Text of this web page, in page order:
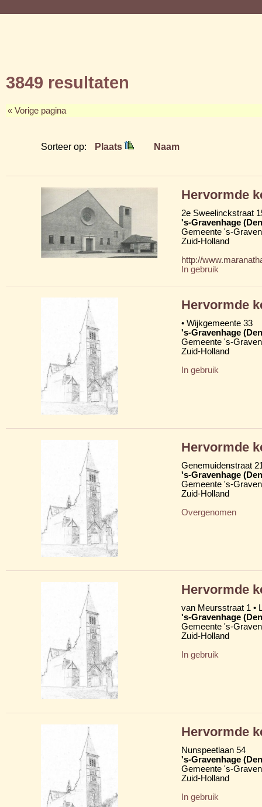
3849 resultaten
« Vorige pagina
Sorteer op: Plaats Naam
Hervormde
2e Sweelinckstraat
's-Gravenhage
Gemeente 's-
Zuid-Holland
http://
In gebruik
Hervormde
• Wijkgemeente 33
's-Gravenhage
Gemeente 's-
Zuid-Holland
In gebruik
Hervormde
Genemuidenstraat
's-Gravenhage
Gemeente 's-
Zuid-Holland
Overgenomen
Hervormde
van Meursstraat 1 •
's-Gravenhage
Gemeente 's-
Zuid-Holland
In gebruik
Hervormde
Nunspeetlaan 54
's-Gravenhage
Gemeente 's-
Zuid-Holland
In gebruik